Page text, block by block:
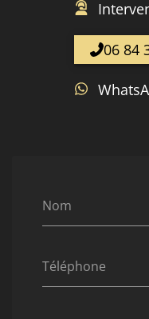
Nom
Téléphone
06 84